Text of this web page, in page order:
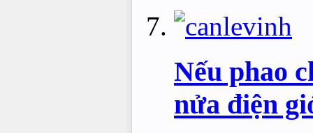
Nếu phao
nửa điện